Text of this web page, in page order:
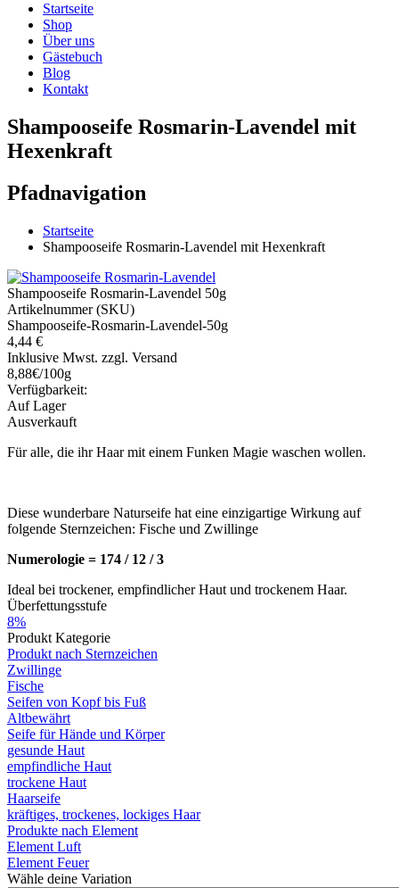
Startseite
Shop
Über uns
Gästebuch
Blog
Kontakt
Shampooseife Rosmarin-Lavendel mit
Hexenkraft
Pfadnavigation
Startseite
Shampooseife Rosmarin-Lavendel mit Hexenkraft
Shampooseife Rosmarin-Lavendel 50g
Artikelnummer (SKU)
Shampooseife-Rosmarin-Lavendel-50g
4,44 €
Inklusive Mwst. zzgl. Versand
8,88€/100g
Verfügbarkeit:
Auf Lager
Ausverkauft
Für alle, die ihr Haar mit einem Funken Magie waschen wollen.
Diese wunderbare Naturseife hat eine einzigartige Wirkung auf
folgende Sternzeichen: Fische und Zwillinge
Numerologie = 174 / 12 / 3
Ideal bei trockener, empfindlicher Haut und trockenem Haar.
Überfettungsstufe
8%
Produkt Kategorie
Produkt nach Sternzeichen
Zwillinge
Fische
Seifen von Kopf bis Fuß
Altbewährt
Seife für Hände und Körper
gesunde Haut
empfindliche Haut
trockene Haut
Haarseife
kräftiges, trockenes, lockiges Haar
Produkte nach Element
Element Luft
Element Feuer
Wähle deine Variation